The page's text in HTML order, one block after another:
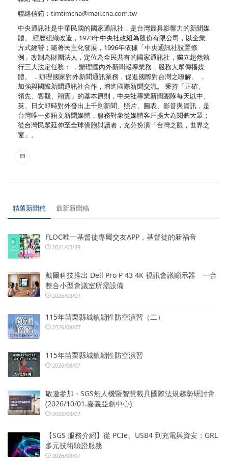
聯絡信箱： timtimcna@mail.cna.com.tw
中央通訊社是中華民國的國家通訊社，是台灣最具影響力的新聞媒
體。 經歷組織改造，1973年中央社改組為股份有限公司，以企業
方式經營；隨著民主化發展，1996年依據「中央通訊社設置條
例」改制為財團法人，定位為全民共有的國家通訊社，獨立超然執
行三大法定任務： ．辦理國內外新聞報導業務，服務大眾傳播媒
體。 ．辦理國家對外新聞通訊業務，促進國際對台灣之瞭解。 ．
加強與國際新聞通訊社合作，增進國際新聞交流。 秉持「正確、
領先、客觀、翔實」的基本原則，中央社專業新聞團隊每天以中、
英、日文即時對外發出上千則新聞、照片、圖表、影音與資訊，是
台灣唯一多語文新聞媒體，服務對象從媒體客戶擴大為閱聽大眾；
從台灣民眾延伸至全球僑胞與讀者，充分扮演「台灣之眼，世界之
窗」。
精選新聞稿 最新新聞稿
FLOC唯一基督徒專屬交友APP，基督徒的新福音
2021/03/29
戴爾科技推出 Dell Pro P 43 4K 視訊會議顯示器 一台
整合小型會議室所需設備
2026/08/07
115年苗栗縣城鎮韌性防空演習（二）
2026/08/07
115年苗栗縣城鎮韌性防空演習
2026/08/07
敬邀參加 - SGS無人機暨智慧載具國際法規趨勢研討會
(2026/10/01.嘉義亞創中心)
2026/08/07
【SGS 服務介紹】從 PCIe、USB4 到充電與資安：GRL
多元技術驗證服務
2026/08/07